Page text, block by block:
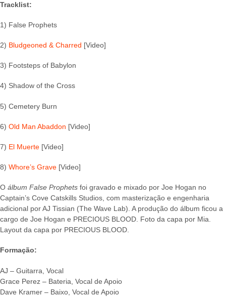
Tracklist:
1) False Prophets
2) Bludgeoned & Charred [Video]
3) Footsteps of Babylon
4) Shadow of the Cross
5) Cemetery Burn
6) Old Man Abaddon [Video]
7) El Muerte [Video]
8) Whore’s Grave [Video]
O álbum False Prophets foi gravado e mixado por Joe Hogan no
Captain’s Cove Catskills Studios, com masterização e engenharia
adicional por AJ Tissian (The Wave Lab). A produção do álbum ficou a
cargo de Joe Hogan e PRECIOUS BLOOD. Foto da capa por Mia.
Layout da capa por PRECIOUS BLOOD.
Formação:
AJ – Guitarra, Vocal
Grace Perez – Bateria, Vocal de Apoio
Dave Kramer – Baixo, Vocal de Apoio